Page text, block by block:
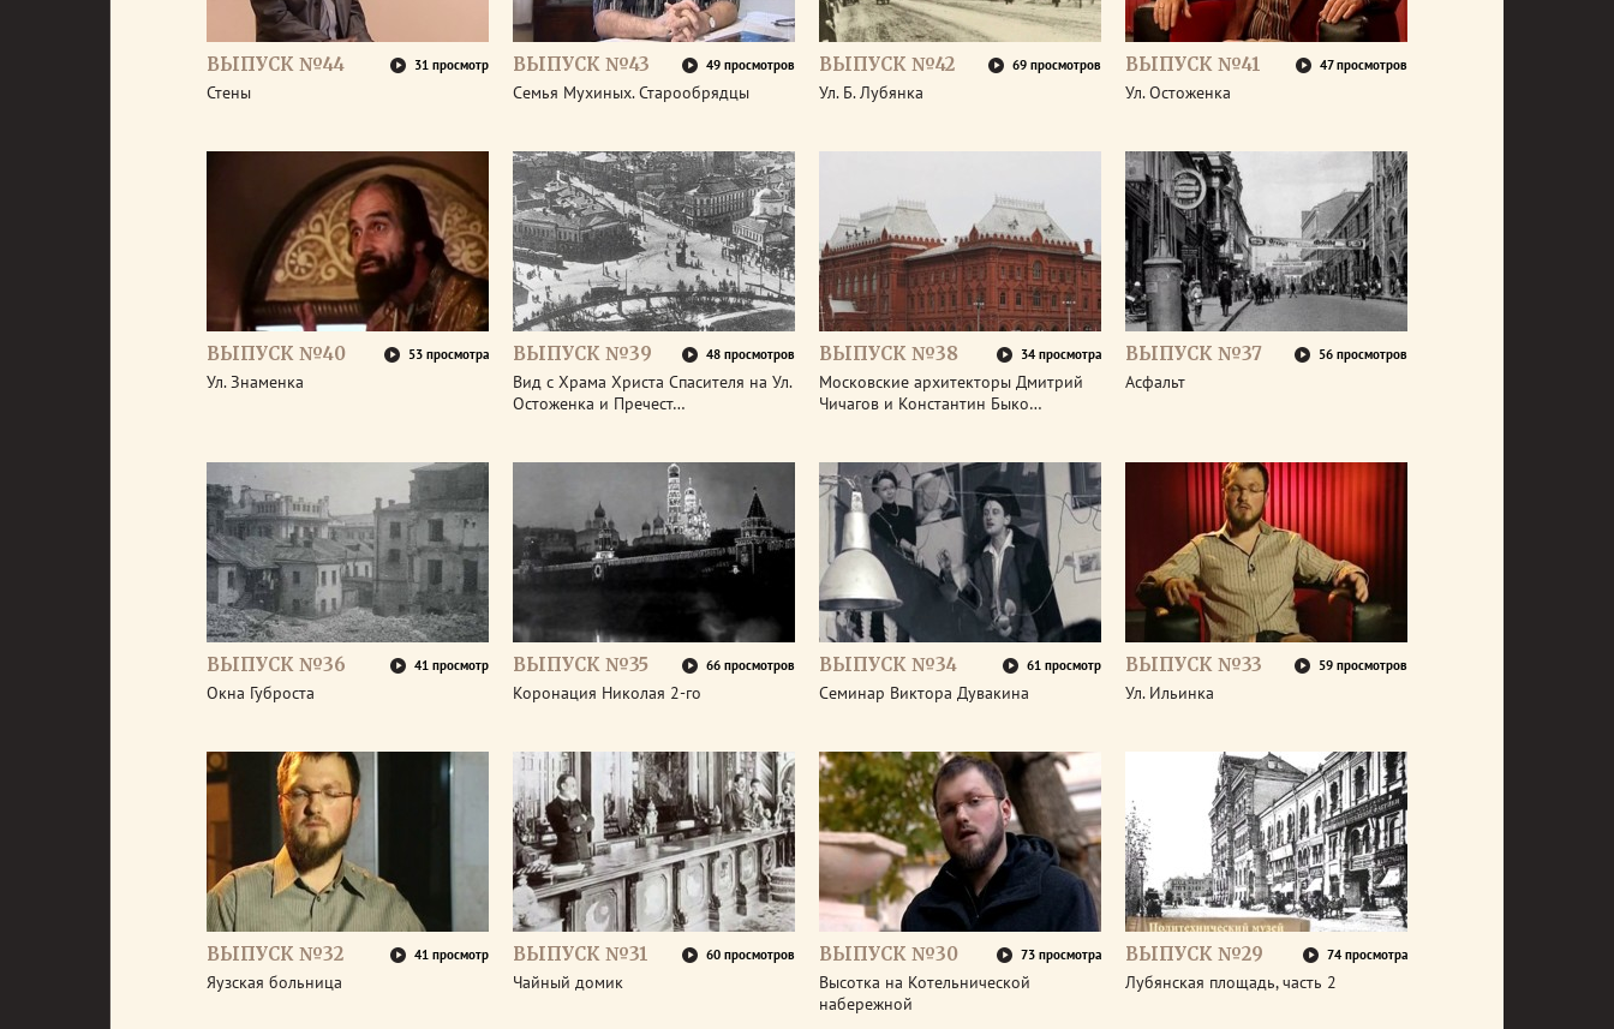
ВЫПУСК №44 31 просмотр
Стены
ВЫПУСК №43 49 просмотров
Семья Мухиных. Старообрядцы
ВЫПУСК №42 69 просмотров
Ул. Б. Лубянка
ВЫПУСК №41 47 просмотров
Ул. Остоженка
ВЫПУСК №40 53 просмотра
Ул. Знаменка
ВЫПУСК №39 48 просмотров
Вид с Храма Христа Спасителя на Ул.
Остоженка и Пречест…
ВЫПУСК №38 34 просмотра
Московские архитекторы Дмитрий
Чичагов и Константин Быко…
ВЫПУСК №37 56 просмотров
Асфальт
ВЫПУСК №36 41 просмотр
Окна Губроста
ВЫПУСК №35 66 просмотров
Коронация Николая 2-го
ВЫПУСК №34 61 просмотр
Семинар Виктора Дувакина
ВЫПУСК №33 59 просмотров
Ул. Ильинка
ВЫПУСК №32 41 просмотр
Яузская больница
ВЫПУСК №31 60 просмотров
Чайный домик
ВЫПУСК №30 73 просмотра
Высотка на Котельнической
набережной
ВЫПУСК №29 74 просмотра
Лубянская площадь, часть 2